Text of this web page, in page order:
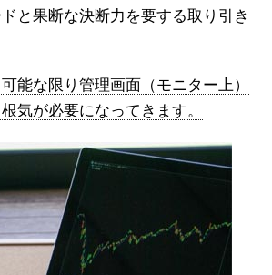
と果断な決断力を要する取り引き
能な限り管理画面（モニター上）
気が必要になってきます。